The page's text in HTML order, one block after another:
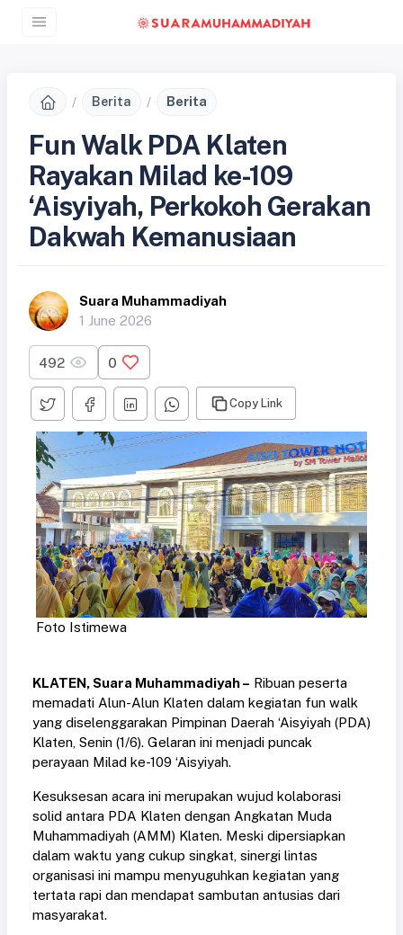
Berita Berita
Fun Walk PDA Klaten
Rayakan Milad ke-109
‘Aisyiyah, Perkokoh Gerakan
Dakwah Kemanusiaan
Suara Muhammadiyah
1 June 2026
492 0
Copy Link
Foto Istimewa
KLATEN, Suara Muhammadiyah – Ribuan peserta
memadati Alun-Alun Klaten dalam kegiatan fun walk
yang diselenggarakan Pimpinan Daerah ‘Aisyiyah (PDA)
Klaten, Senin (1/6). Gelaran ini menjadi puncak
perayaan Milad ke-109 ‘Aisyiyah.
Kesuksesan acara ini merupakan wujud kolaborasi
solid antara PDA Klaten dengan Angkatan Muda
Muhammadiyah (AMM) Klaten. Meski dipersiapkan
dalam waktu yang cukup singkat, sinergi lintas
organisasi ini mampu menyuguhkan kegiatan yang
tertata rapi dan mendapat sambutan antusias dari
masyarakat.